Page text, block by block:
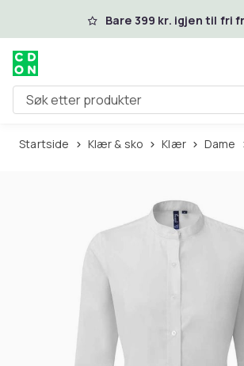
Hopp til hovedinnholdBare 399 kr. igjen til fri
Søk etter produkter
Startside Klær & sko Klær Dame